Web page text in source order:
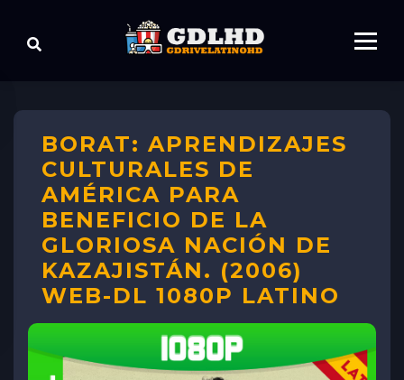
BORAT: APRENDIZAJES
CULTURALES DE
AMÉRICA PARA
BENEFICIO DE LA
GLORIOSA NACIÓN DE
KAZAJISTÁN. (2006)
WEB-DL 1080P LATINO